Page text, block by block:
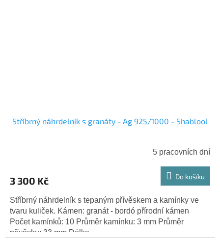
Stříbrný náhrdelník s granáty - Ag 925/1000 - Shablool
5 pracovních dní
3 300 Kč Do košíku
Stříbrný náhrdelník s tepaným přívěskem a kamínky ve
tvaru kuliček. Kámen: granát - bordó přírodní kámen
Počet kamínků: 10 Průměr kamínku: 3 mm Průměr
přívěsku: 33 mm Délka...